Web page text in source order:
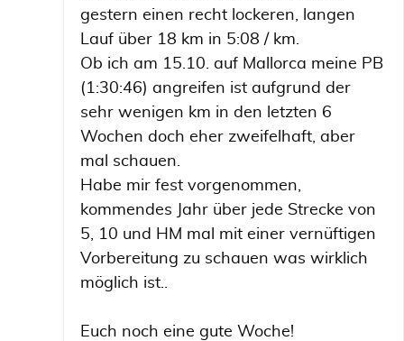
gestern einen recht lockeren, langen
Lauf über 18 km in 5:08 / km.
Ob ich am 15.10. auf Mallorca meine PB
(1:30:46) angreifen ist aufgrund der
sehr wenigen km in den letzten 6
Wochen doch eher zweifelhaft, aber
mal schauen.
Habe mir fest vorgenommen,
kommendes Jahr über jede Strecke von
5, 10 und HM mal mit einer vernüftigen
Vorbereitung zu schauen was wirklich
möglich ist..
Euch noch eine gute Woche!